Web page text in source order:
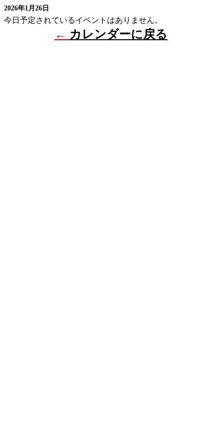
2026年1月26日
今日予定されているイベントはありません。
← カレンダーに戻る